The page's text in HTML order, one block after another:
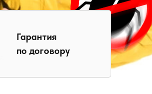
Гарантия
по договору